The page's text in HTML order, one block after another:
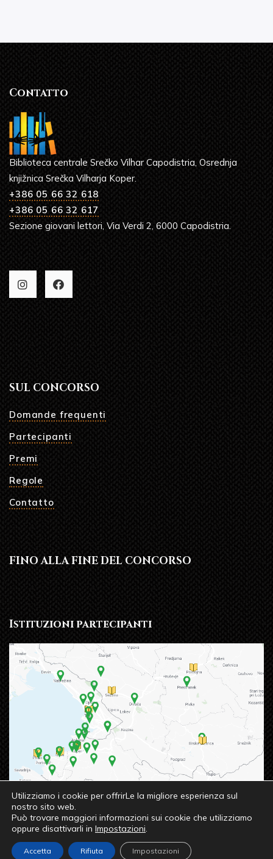
Contatto
Biblioteca centrale Srečko Vilhar Capodistria, Osrednja
knjižnica Srečka Vilharja Koper.
+386 05 66 32 618
+386 05 66 32 617
Sezione giovani lettori, Via Verdi 2, 6000 Capodistria.
SUL CONCORSO
Domande frequenti
Partecipanti
Premi
Regole
Contatto
FINO ALLA FINE DEL CONCORSO
Istituzioni partecipanti
© 2023 OSREDNJA KNJIŽNICA SREČKA VILHARJA
KOPER
Utilizziamo i cookie per offrirLe la migliore esperienza sul
nostro sito web.
Può trovare maggiori informazioni sui cookie che utilizziamo
oppure disattivarli in Impostazioni.
Accetta Rifiuta Impostazioni